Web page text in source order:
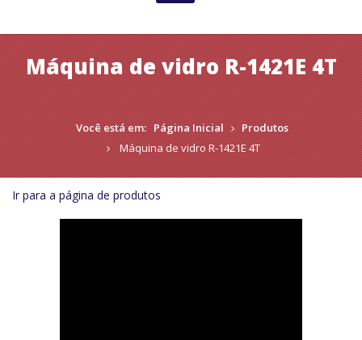
Máquina de vidro R-1421E 4T
Você está em: Página Inicial
Produtos
Máquina de vidro R-1421E 4T
Ir para a página de produtos